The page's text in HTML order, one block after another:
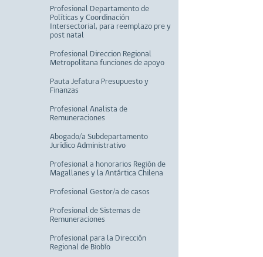
Profesional Departamento de
Políticas y Coordinación
Intersectorial, para reemplazo pre y
post natal
Profesional Direccion Regional
Metropolitana funciones de apoyo
Pauta Jefatura Presupuesto y
Finanzas
Profesional Analista de
Remuneraciones
Abogado/a Subdepartamento
Jurídico Administrativo
Profesional a honorarios Región de
Magallanes y la Antártica Chilena
Profesional Gestor/a de casos
Profesional de Sistemas de
Remuneraciones
Profesional para la Dirección
Regional de Biobío